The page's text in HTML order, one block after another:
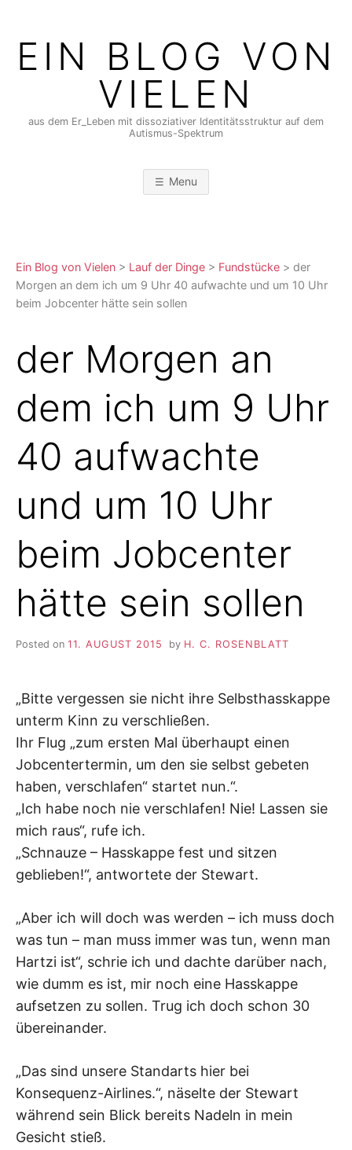
contentEIN BLOG VON
VIELEN
aus dem Er_Leben mit dissoziativer Identitätsstruktur auf dem
Autismus-Spektrum
Menu
Ein Blog von Vielen > Lauf der Dinge > Fundstücke > der
Morgen an dem ich um 9 Uhr 40 aufwachte und um 10 Uhr
beim Jobcenter hätte sein sollen
der Morgen an
dem ich um 9 Uhr
40 aufwachte
und um 10 Uhr
beim Jobcenter
hätte sein sollen
Posted on 11. AUGUST 2015 by H. C. ROSENBLATT
„Bitte vergessen sie nicht ihre Selbsthasskappe
unterm Kinn zu verschließen.
Ihr Flug „zum ersten Mal überhaupt einen
Jobcentertermin, um den sie selbst gebeten
haben, verschlafen“ startet nun.“.
„Ich habe noch nie verschlafen! Nie! Lassen sie
mich raus“, rufe ich.
„Schnauze – Hasskappe fest und sitzen
geblieben!“, antwortete der Stewart.
„Aber ich will doch was werden – ich muss doch
was tun – man muss immer was tun, wenn man
Hartzi ist“, schrie ich und dachte darüber nach,
wie dumm es ist, mir noch eine Hasskappe
aufsetzen zu sollen. Trug ich doch schon 30
übereinander.
„Das sind unsere Standarts hier bei
Konsequenz-Airlines.“, näselte der Stewart
während sein Blick bereits Nadeln in mein
Gesicht stieß.